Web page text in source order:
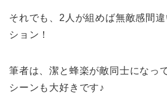
それでも、2人が組めば無敵感間
ション！
筆者は、潔と蜂楽が敵同士になっ
シーンも大好きです♪